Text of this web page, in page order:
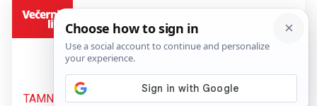
TAMNA STRANICA POVIJESTI